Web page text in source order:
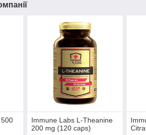
Immune Labs L-Theanine
200 mg (120 caps)